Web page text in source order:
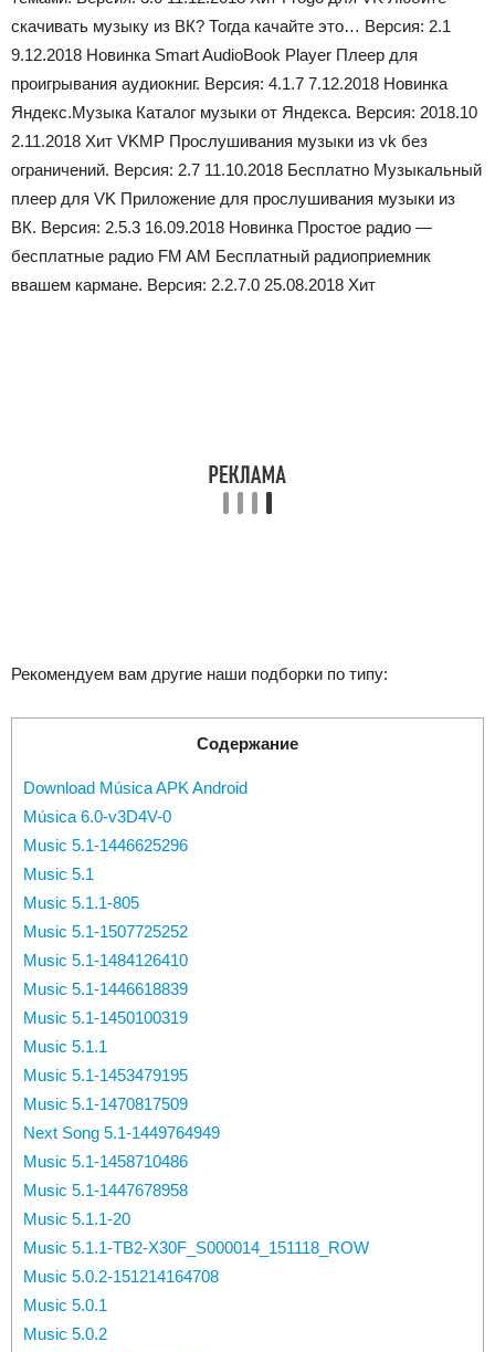
скачивать музыку из ВК? Тогда качайте это… Версия: 2.1
9.12.2018 Новинка Smart AudioBook Player Плеер для
проигрывания аудиокниг. Версия: 4.1.7 7.12.2018 Новинка
Яндекс.Музыка Каталог музыки от Яндекса. Версия: 2018.10
2.11.2018 Хит VKMP Прослушивания музыки из vk без
ограничений. Версия: 2.7 11.10.2018 Бесплатно Музыкальный
плеер для VK Приложение для прослушивания музыки из
ВК. Версия: 2.5.3 16.09.2018 Новинка Простое радио —
бесплатные радио FM AM Бесплатный радиоприемник
ввашем кармане. Версия: 2.2.7.0 25.08.2018 Хит
Рекомендуем вам другие наши подборки по типу:
Содержание
Download Música APK Android
Música 6.0-v3D4V-0
Music 5.1-1446625296
Music 5.1
Music 5.1.1-805
Music 5.1-1507725252
Music 5.1-1484126410
Music 5.1-1446618839
Music 5.1-1450100319
Music 5.1.1
Music 5.1-1453479195
Music 5.1-1470817509
Next Song 5.1-1449764949
Music 5.1-1458710486
Music 5.1-1447678958
Music 5.1.1-20
Music 5.1.1-TB2-X30F_S000014_151118_ROW
Music 5.0.2-151214164708
Music 5.0.1
Music 5.0.2